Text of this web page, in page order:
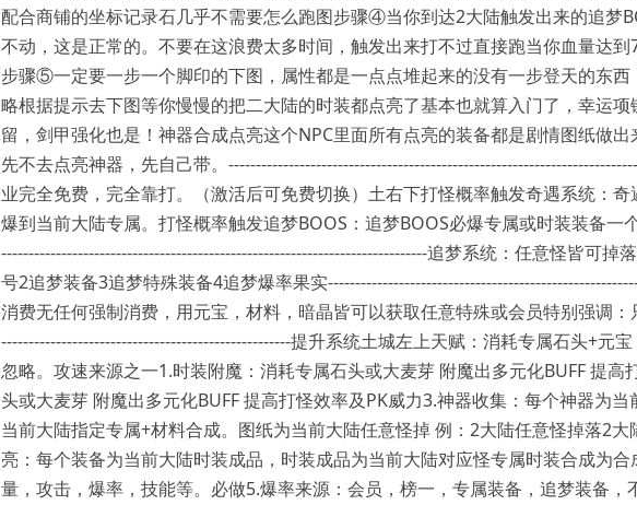
配合商铺的坐标记录石几乎不需要怎么跑图步骤④当你到达2大陆触发出来的追梦
不动，这是正常的。不要在这浪费太多时间，触发出来打不过直接跑当你血量达
步骤⑤一定要一步一个脚印的下图，属性都是一点点堆起来的没有一步登天的东
略根据提示去下图等你慢慢的把二大陆的时装都点亮了基本也就算入门了，幸运
留，剑甲强化也是！神器合成点亮这个NPC里面所有点亮的装备都是剧情图纸做
先不去点亮神器，先自己带。
业完全免费，完全靠打。（激活后可免费切换）土右下打怪概率触发奇遇系统：
爆到当前大陆专属。打怪概率触发追梦BOOS：追梦BOOS必爆专属或时装装备一
------------------------------------------------------------------------------追梦系统：任意怪皆可
号2追梦装备3追梦特殊装备4追梦爆率果实
消费无任何强制消费，用元宝，材料，暗晶皆可以获取任意特殊或会员特别强调：
-----------------------------------------------------提升系统土城左上天赋：消耗专属石头+元
忽略。攻速来源之一1.时装附魔：消耗专属石头或大麦芽 附魔出多元化BUFF 提
头或大麦芽 附魔出多元化BUFF 提高打怪效率及PK威力3.神器收集：每个神器为
当前大陆指定专属+材料合成。图纸为当前大陆任意怪掉 例：2大陆任意怪掉落2
亮：每个装备为当前大陆时装成品，时装成品为当前大陆对应怪专属时装合成为
量，攻击，爆率，技能等。必做5.爆率来源：会员，榜一，专属装备，追梦装备